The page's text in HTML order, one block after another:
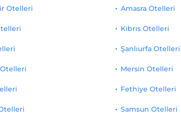
Otelleri Amasra Otelleri
Kıbrıs Otelleri
Şanlıurfa Otelleri
Mersin Otelleri
Fethiye Otelleri
Samsun Otelleri